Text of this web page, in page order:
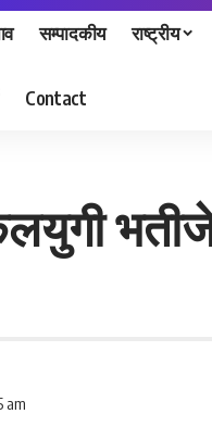
सम्पादकीय राष्ट्रीय
Contact
भतीजे
am